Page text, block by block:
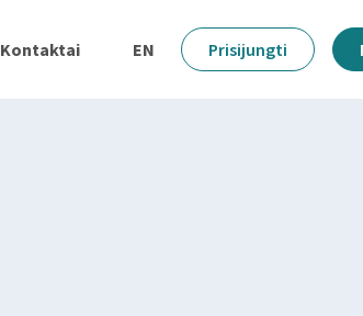
Kontaktai EN Prisijungti